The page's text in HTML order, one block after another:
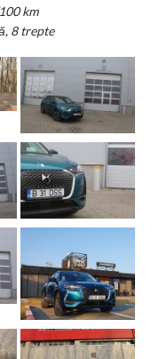
km
8 trepte